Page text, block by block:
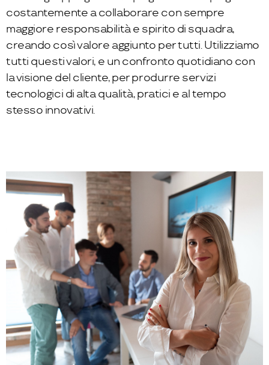
costantemente a collaborare con sempre
maggiore responsabilità e spirito di squadra,
creando così valore aggiunto per tutti. Utilizziamo
tutti questi valori, e un confronto quotidiano con
la visione del cliente, per produrre servizi
tecnologici di alta qualità, pratici e al tempo
stesso innovativi.